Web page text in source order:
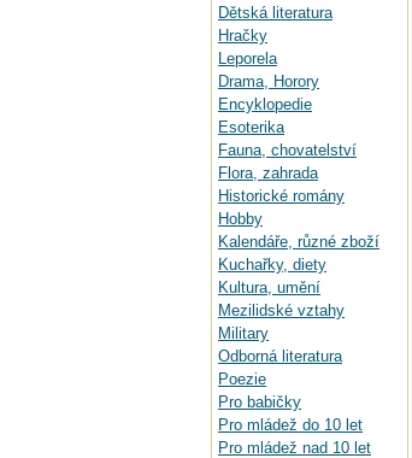
Dětská literatura
Hračky
Leporela
Drama, Horory
Encyklopedie
Esoterika
Fauna, chovatelství
Flora, zahrada
Historické romány
Hobby
Kalendáře, různé zboží
Kuchařky, diety
Kultura, umění
Mezilidské vztahy
Military
Odborná literatura
Poezie
Pro babičky
Pro mládež do 10 let
Pro mládež nad 10 let